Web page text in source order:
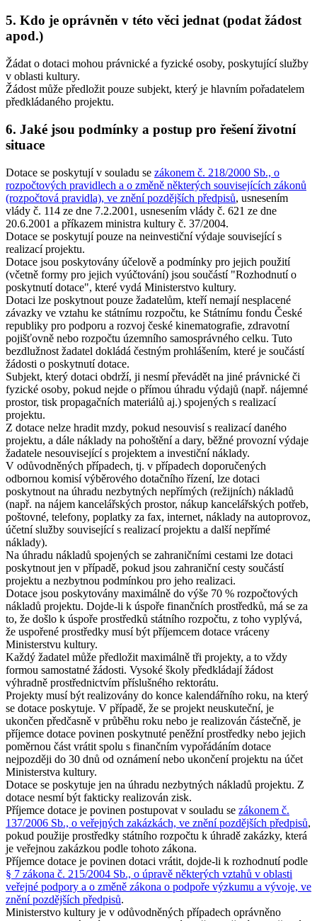
5. Kdo je oprávněn v této věci jednat (podat žádost
apod.)
Žádat o dotaci mohou právnické a fyzické osoby, poskytující služby
v oblasti kultury.
Žádost může předložit pouze subjekt, který je hlavním pořadatelem
předkládaného projektu.
6. Jaké jsou podmínky a postup pro řešení životní
situace
Dotace se poskytují v souladu se zákonem č. 218/2000 Sb., o
rozpočtových pravidlech a o změně některých souvisejících zákonů
(rozpočtová pravidla), ve znění pozdějších předpisů, usnesením
vlády č. 114 ze dne 7.2.2001, usnesením vlády č. 621 ze dne
20.6.2001 a příkazem ministra kultury č. 37/2004.
Dotace se poskytují pouze na neinvestiční výdaje související s
realizací projektu.
Dotace jsou poskytovány účelově a podmínky pro jejich použití
(včetně formy pro jejich vyúčtování) jsou součástí "Rozhodnutí o
poskytnutí dotace", které vydá Ministerstvo kultury.
Dotaci lze poskytnout pouze žadatelům, kteří nemají nesplacené
závazky ve vztahu ke státnímu rozpočtu, ke Státnímu fondu České
republiky pro podporu a rozvoj české kinematografie, zdravotní
pojišťovně nebo rozpočtu územního samosprávného celku. Tuto
bezdlužnost žadatel dokládá čestným prohlášením, které je součástí
žádosti o poskytnutí dotace.
Subjekt, který dotaci obdrží, ji nesmí převádět na jiné právnické či
fyzické osoby, pokud nejde o přímou úhradu výdajů (např. nájemné
prostor, tisk propagačních materiálů aj.) spojených s realizací
projektu.
Z dotace nelze hradit mzdy, pokud nesouvisí s realizací daného
projektu, a dále náklady na pohoštění a dary, běžné provozní výdaje
žadatele nesouvisející s projektem a investiční náklady.
V odůvodněných případech, tj. v případech doporučených
odbornou komisí výběrového dotačního řízení, lze dotaci
poskytnout na úhradu nezbytných nepřímých (režijních) nákladů
(např. na nájem kancelářských prostor, nákup kancelářských potřeb,
poštovné, telefony, poplatky za fax, internet, náklady na autoprovoz,
účetní služby související s realizací projektu a další nepřímé
náklady).
Na úhradu nákladů spojených se zahraničními cestami lze dotaci
poskytnout jen v případě, pokud jsou zahraniční cesty součástí
projektu a nezbytnou podmínkou pro jeho realizaci.
Dotace jsou poskytovány maximálně do výše 70 % rozpočtových
nákladů projektu. Dojde-li k úspoře finančních prostředků, má se za
to, že došlo k úspoře prostředků státního rozpočtu, z toho vyplývá,
že uspořené prostředky musí být příjemcem dotace vráceny
Ministerstvu kultury.
Každý žadatel může předložit maximálně tři projekty, a to vždy
formou samostatné žádosti. Vysoké školy předkládají žádost
výhradně prostřednictvím příslušného rektorátu.
Projekty musí být realizovány do konce kalendářního roku, na který
se dotace poskytuje. V případě, že se projekt neuskuteční, je
ukončen předčasně v průběhu roku nebo je realizován částečně, je
příjemce dotace povinen poskytnuté peněžní prostředky nebo jejich
poměrnou část vrátit spolu s finančním vypořádáním dotace
nejpozději do 30 dnů od oznámení nebo ukončení projektu na účet
Ministerstva kultury.
Dotace se poskytuje jen na úhradu nezbytných nákladů projektu. Z
dotace nesmí být fakticky realizován zisk.
Příjemce dotace je povinen postupovat v souladu se zákonem č.
137/2006 Sb., o veřejných zakázkách, ve znění pozdějších předpisů,
pokud použije prostředky státního rozpočtu k úhradě zakázky, která
je veřejnou zakázkou podle tohoto zákona.
Příjemce dotace je povinen dotaci vrátit, dojde-li k rozhodnutí podle
§ 7 zákona č. 215/2004 Sb., o úpravě některých vztahů v oblasti
veřejné podpory a o změně zákona o podpoře výzkumu a vývoje, ve
znění pozdějších předpisů.
Ministerstvo kultury je v odůvodněných případech oprávněno